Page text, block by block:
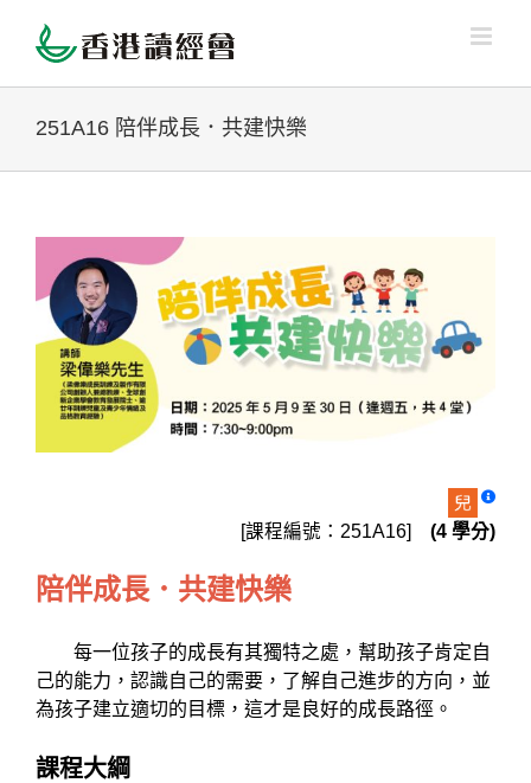
content
251A16 陪伴成長．共建快樂
Larger
Image
[課程編號：251A16] (4 學分)
陪伴成長．共建快樂
每一位孩子的成長有其獨特之處，幫助孩子肯定自
己的能力，認識自己的需要，了解自己進步的方向，並
為孩子建立適切的目標，這才是良好的成長路徑。
課程大綱